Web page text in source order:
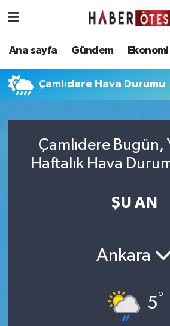
Ana sayfa Gündem Ekonomi
Çamlıdere Hava Durumu
Çamlıdere Bugün,
Haftalık Hava
ŞU AN
Ankara
5°
Ana sayfa
Sağlık
Spor
Eskişehir Nöbetçi Eczaneler
Eskişehir Trafik Yoğunluk
Süper Lig Puan Durumu ve